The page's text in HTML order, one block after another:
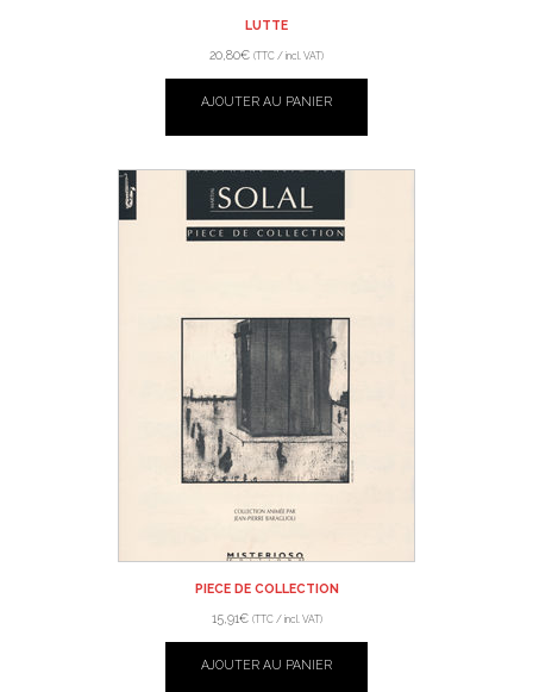
LUTTE
20,80€ (TTC / incl. VAT)
AJOUTER AU PANIER
PIECE DE COLLECTION
15,91€ (TTC / incl. VAT)
AJOUTER AU PANIER